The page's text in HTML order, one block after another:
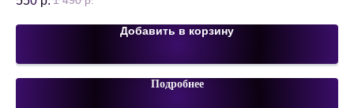
Добавить в корзину
Подробнее